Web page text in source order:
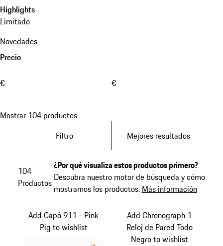
Highlights
Limitado
Novedades
Precio
€ €
Mostrar 104 productos
Filtro
Mejores resultados
104
Productos
¿Por qué visualiza estos productos primero?
Descubra nuestro motor de búsqueda y cómo
mostramos los productos. Más información
Add Capó 911 - Pink
Pig to wishlist
Add Chronograph 1
Reloj de Pared Todo
Negro to wishlist